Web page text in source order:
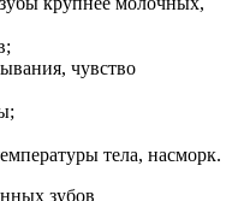
чувство
тела, насморк.